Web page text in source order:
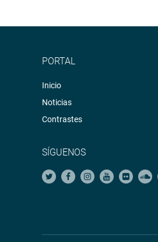
PORTAL
Inicio
Noticias
Contrastes
SÍGUENOS